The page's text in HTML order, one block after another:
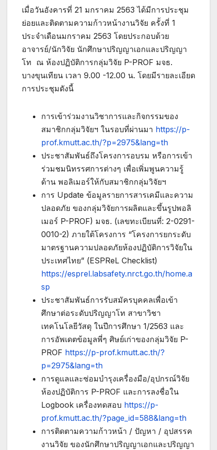
เมื่อวันอังคารที่ 21 มกราคม 2563 ได้มีการประชุม
ย่อยและติดตามความก้าวหน้างานวิจัย ครั้งที่ 1
ประจำเดือนมกราคม 2563 โดยประกอบด้วย
อาจารย์/นักวิจัย นักศึกษาปริญญาเอกและปริญญา
โท ณ ห้องปฏิบัติการกลุ่มวิจัย P-PROF มจธ.
บางขุนเทียน เวลา 9.00 -12.00 น. โดยมีรายละเอียด
การประชุมดังนี้
การเข้าร่วมงานวิชาการและกิจกรรมของ
สมาชิกกลุ่มวิจัยฯ ในรอบที่ผ่านมา https://p-
prof.kmutt.ac.th/?p=2975&lang=th
ประชาสัมพันธ์ถึงโครงการอบรม หรือการเข้า
ร่วมชมนิทรรศการต่างๆ เพื่อเพิ่มพูนความรู้
ด้าน พอลิเมอร์ให้กับสมาชิกกลุ่มวิจัยฯ
การ Update ข้อมูลรายการสารเคมีและความ
ปลอดภัย ของกลุ่มวิจัยการผลิตและขึ้นรูปพอลิ
เมอร์ P-PROF) มจธ. (เลขทะเบียนที่: 2-0291-
0010-2) ภายใต้โครงการ “โครงการยกระดับ
มาตรฐานความปลอดภัยห้องปฏิบัติการวิจัยใน
ประเทศไทย” (ESPReL Checklist)
https://esprel.labsafety.nrct.go.th/home.a
sp
ประชาสัมพันธ์การรับสมัครบุคคลเพื่อเข้า
ศึกษาต่อระดับปริญญาโท สาขาวิชา
เทคโนโลยีวัสดุ ในปีการศึกษา 1/2563 และ
การอัพเดตข้อมูลพี่ๆ ศิษย์เก่าของกลุ่มวิจัย P-
PROF https://p-prof.kmutt.ac.th/?
p=2975&lang=th
การดูแลและซ่อมบำรุงเครื่องมือ/อุปกรณ์วิจัย
ห้องปฏิบัติการ P-PROF และการลงชื่อใน
Logbook เครื่องทดสอบ https://p-
prof.kmutt.ac.th/?page_id=588&lang=th
การติดตามความก้าวหน้า / ปัญหา / อุปสรรค
งานวิจัย ของนักศึกษาปริญญาเอกและปริญญา